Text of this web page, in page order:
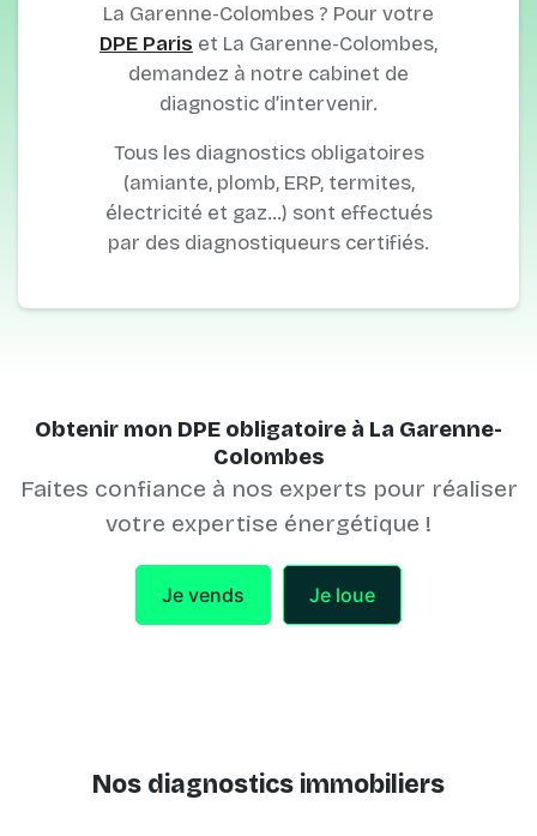
La Garenne-Colombes ? Pour votre
DPE Paris et La Garenne-Colombes,
demandez à notre cabinet de
diagnostic d’intervenir.
Tous les diagnostics obligatoires
(amiante, plomb, ERP, termites,
électricité et gaz…) sont effectués
par des diagnostiqueurs certifiés.
Obtenir mon DPE obligatoire à La Garenne-
Colombes
Faites confiance à nos experts pour réaliser
votre expertise énergétique !
Je vends Je loue
Nos diagnostics immobiliers